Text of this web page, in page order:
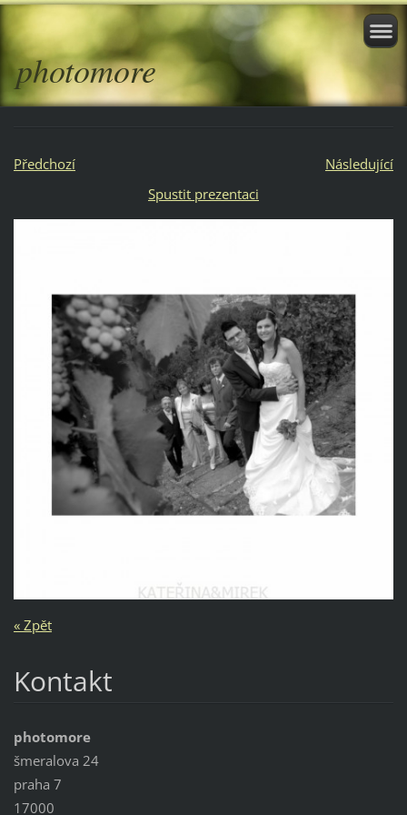
photomore
Předchozí
Následující
Spustit prezentaci
« Zpět
Kontakt
photomore
šmeralova 24
praha 7
17000